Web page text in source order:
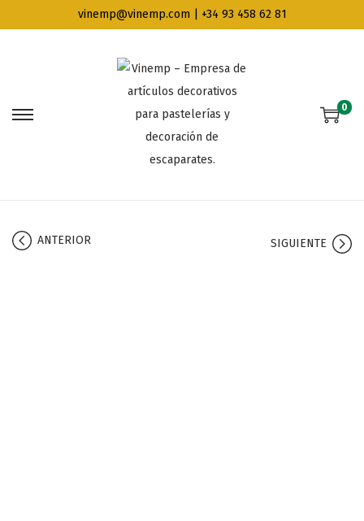
vinemp@vinemp.com | +34 93 458 62 81
0
ANTERIOR SIGUIENTE